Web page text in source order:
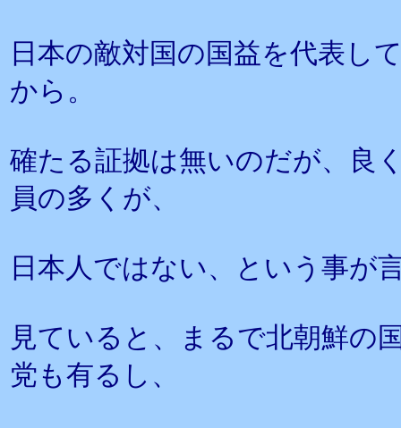
日本の敵対国の国益を代表し
から。
確たる証拠は無いのだが、良
員の多くが、
日本人ではない、という事が
見ていると、まるで北朝鮮の
党も有るし、